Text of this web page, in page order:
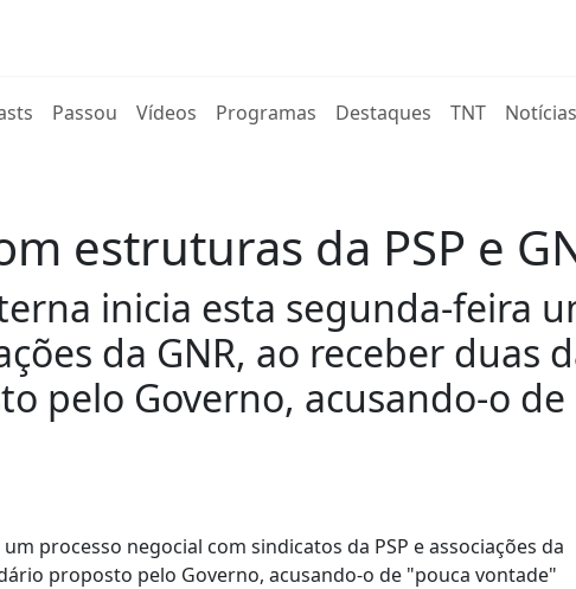
Passou Vídeos Programas Destaques TNT Notícias
estruturas da PSP e
inicia esta segunda-feira
da GNR, ao receber duas
pelo Governo, acusando-o
processo negocial com sindicatos da PSP e associações da
proposto pelo Governo, acusando-o de "pouca vontade"